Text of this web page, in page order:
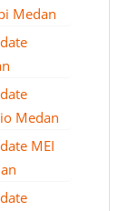
Medan
Medan
MEI